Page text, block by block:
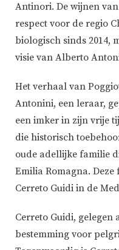
Antinori. De wijnen
respect voor de regio
biologisch sinds 2014,
visie van Alberto
Het verhaal van
Antonini, een leraar,
een imker in zijn vrije
die historisch
oude adellijke familie
Emilia Romagna.
Cerreto Guidi in de
Cerreto Guidi, gelegen
bestemming voor